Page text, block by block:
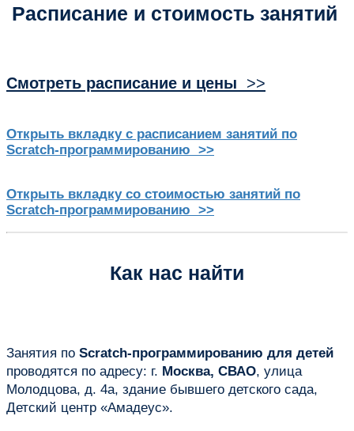
Расписание и стоимость занятий
Смотреть расписание и цены >>
Открыть вкладку с расписанием занятий по
Scratch-программированию >>
Открыть вкладку со стоимостью занятий по
Scratch-программированию >>
Как нас найти
Занятия по Scratch-программированию для детей
проводятся по адресу: г. Москва, СВАО, улица
Молодцова, д. 4а, здание бывшего детского сада,
Детский центр «Амадеус».